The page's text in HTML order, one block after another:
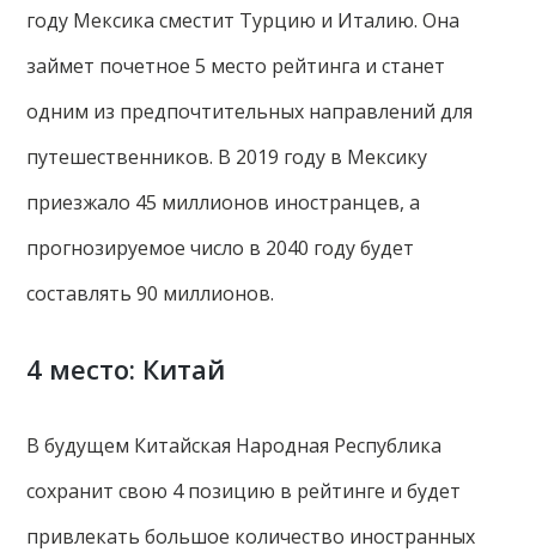
году Мексика сместит Турцию и Италию. Она
займет почетное 5 место рейтинга и станет
одним из предпочтительных направлений для
путешественников. В 2019 году в Мексику
приезжало 45 миллионов иностранцев, а
прогнозируемое число в 2040 году будет
составлять 90 миллионов.
4 место: Китай
В будущем Китайская Народная Республика
сохранит свою 4 позицию в рейтинге и будет
привлекать большое количество иностранных